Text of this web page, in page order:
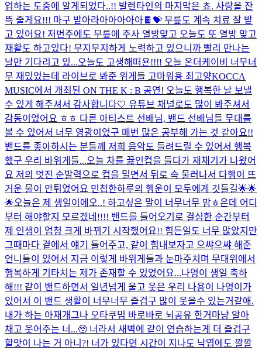
업하는 도중에 알게되었다..!! 발렌타인의 마지막은 쵸. 사랑을 잔
뜩 줄게요!!! 마구 받아라아아아아아🍫💝 무릎도 계속 치료 잘 받
고 있어요! 저번주에도 무릎에 주사 열방맞고 오늘도 또 열방 맞고
재활도 하고있다! 무지무지하게 노력하고 있으니까 빨리 만나는
날만 기다리고 있...오늘도 고생해떠욘!!!! 오늘 온더케이비 너무너
무 재밌었는데 라이브로 봐준 위게들 고마워용 최고양KOCCA
MUSIC에서 개최된 ON THE K : B 공연! 오늘도 행복한 날 보낼
수 있게 해주셔서 감사합니다🤍 유튜브 채널로도 많이 봐주셔서
감동이었어요 ㅎㅎ 다른 아티스트 선배님, 밴드 선배님들 무대를
볼 수 있어서 너무 영광이었구 매번 많은 공부해 가는 것 같아요!!
밴드를 좋아하시는 분들께 저희 음악도 들려드릴 수 있어서 행복
했구 우리 바위게들...오늘 차를 끓인컵을 들다가 재채기가 나왔어
요 저의 멋진 순발력으로 컵을 밀면서 뒤로 슥 물러나서 다행이 뜨
거운 물이 안튀었어요 민첩한하루의 행운이 모두에게 깃들길🌟🌟
🌟오늘은 제 생일이에오..! 하고싶은 말이 너무너무 맘ㅎ은데 어디
부터 해야할지 모르겠네!!!! 밴드를 들어오기로 결심한 순간부터
제 인생이 엄청 크게 바뀌기 시작했어요!! 힘든일도 너무 많았지만
그때마다 곁에서 얘기 들어주고, 같이 힘내보자고 으쌰으쌰 해준
언니들이 있어서 지금 이렇게 바위게들과 눈마주치며 무대위에서
행복하게 기타치는 제가 존재할 수 있었어요...나영이 생일 축하
해!!! 같이 밴드하면서 일년넘게 울고 웃은 우리 나용이 나영이가
있어서 이 밴드 생활이 너무너무 즐겁구 많이 웃을수 있는거같애.
내가 하는 아재개그나 오타쿠밈 바로바로 뇌공유 한거마냥 알아
채고 웃어주는 너...🥹 너라서 새벽에 같이 연습하는게 더 즐겁구
할맛이 나는 거 아니?! 너가 있다면 시간이 지나도 낙엽에도 깔깔